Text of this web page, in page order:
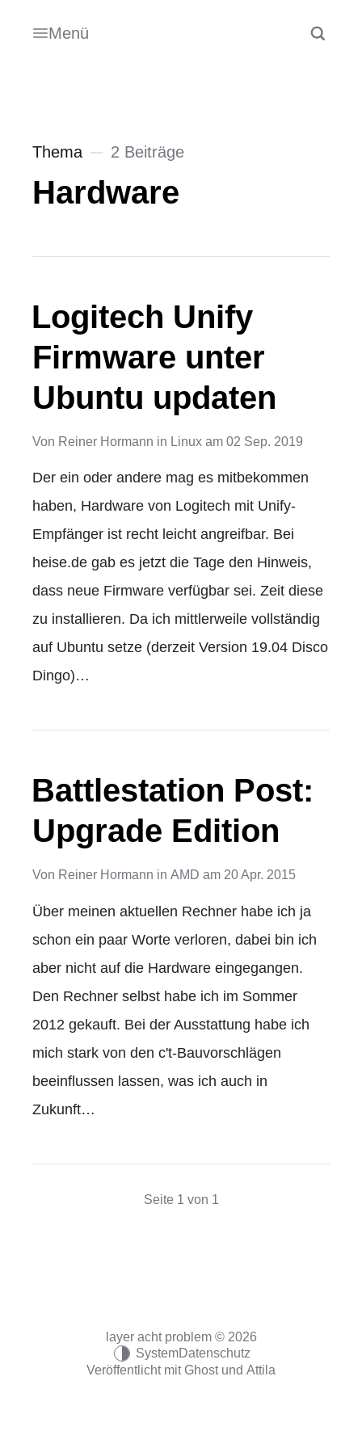
Menü
Thema 2 Beiträge
Hardware
Logitech Unify
Firmware unter
Ubuntu updaten
Von Reiner Hormann in Linux am 02 Sep. 2019
Der ein oder andere mag es mitbekommen
haben, Hardware von Logitech mit Unify-
Empfänger ist recht leicht angreifbar. Bei
heise.de gab es jetzt die Tage den Hinweis,
dass neue Firmware verfügbar sei. Zeit diese
zu installieren. Da ich mittlerweile vollständig
auf Ubuntu setze (derzeit Version 19.04 Disco
Dingo)…
Battlestation Post:
Upgrade Edition
Von Reiner Hormann in AMD am 20 Apr. 2015
Über meinen aktuellen Rechner habe ich ja
schon ein paar Worte verloren, dabei bin ich
aber nicht auf die Hardware eingegangen.
Den Rechner selbst habe ich im Sommer
2012 gekauft. Bei der Ausstattung habe ich
mich stark von den c't-Bauvorschlägen
beeinflussen lassen, was ich auch in
Zukunft…
Seite 1 von 1
layer acht problem © 2026
SystemDatenschutz
Veröffentlicht mit Ghostund Attila